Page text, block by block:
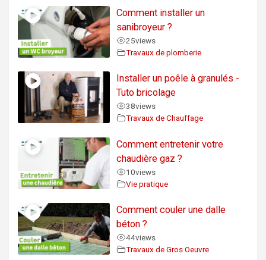
Comment installer un
sanibroyeur ?
25views
Travaux de plomberie
Installer un poêle à granulés -
Tuto bricolage
38views
Travaux de Chauffage
Comment entretenir votre
chaudière gaz ?
10views
Vie pratique
Comment couler une dalle
béton ?
44views
Travaux de Gros Oeuvre